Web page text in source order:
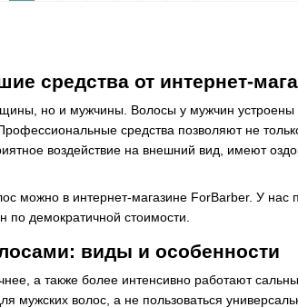
средства от интернет-
но и мужчины. Волосы у мужчин
средства позволяют не
воздействие на внешний вид, имеют
можно в интернет-магазине ForBarber. У нас
по демократичной стоимости.
виды и особенности
а также более интенсивно работают
мужских волос, а не пользоваться